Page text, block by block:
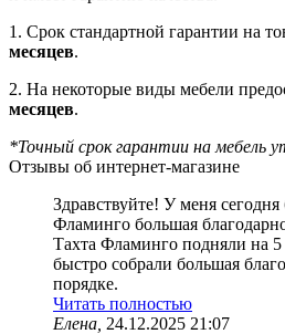
1. Срок стандартной гарантии на
месяцев.
2. На некоторые виды мебели
месяцев.
*Точный срок гарантии на мебель
Отзывы об интернет-магазине
Здравствуйте! У меня
Фламинго большая
Тахта Фламинго подняли на 5
быстро собрали большая
порядке.
Читать полностью
Елена, 24.12.2025 21:07